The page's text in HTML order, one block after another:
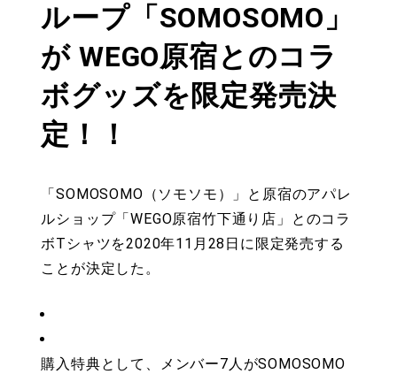
ループ「SOMOSOMO」
が WEGO原宿とのコラ
ボグッズを限定発売決
定！！
「SOMOSOMO（ソモソモ）」と原宿のアパレ
ルショップ「WEGO原宿竹下通り店」とのコラ
ボTシャツを2020年11月28日に限定発売する
ことが決定した。
購入特典として、メンバー7人がSOMOSOMO